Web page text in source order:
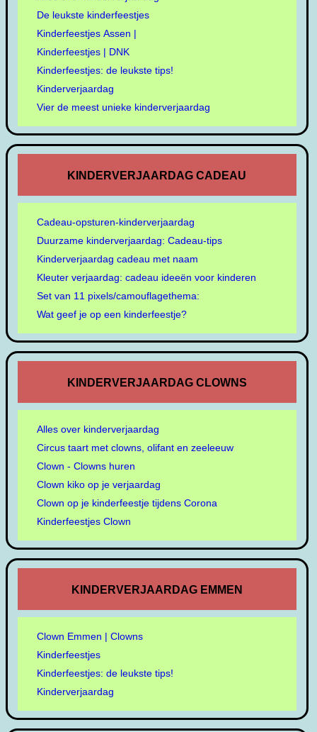
De leukste kinderfeestjes
Kinderfeestjes Assen |
Kinderfeestjes | DNK
Kinderfeestjes: de leukste tips!
Kinderverjaardag
Vier de meest unieke kinderverjaardag
KINDERVERJAARDAG CADEAU
Cadeau-opsturen-kinderverjaardag
Duurzame kinderverjaardag: Cadeau-tips
Kinderverjaardag cadeau met naam
Kleuter verjaardag: cadeau ideeën voor kinderen
Set van 11 pixels/camouflagethema:
Wat geef je op een kinderfeestje?
KINDERVERJAARDAG CLOWNS
Alles over kinderverjaardag
Circus taart met clowns, olifant en zeeleeuw
Clown - Clowns huren
Clown kiko op je verjaardag
Clown op je kinderfeestje tijdens Corona
Kinderfeestjes Clown
KINDERVERJAARDAG EMMEN
Clown Emmen | Clowns
Kinderfeestjes
Kinderfeestjes: de leukste tips!
Kinderverjaardag